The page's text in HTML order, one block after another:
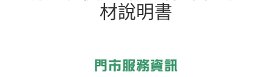
材說明書